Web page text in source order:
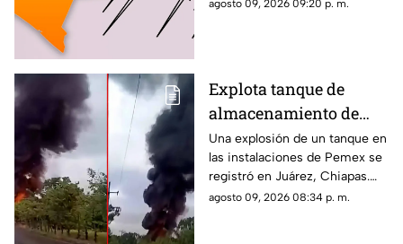
agosto 09, 2026 09:20 p. m.
Explota tanque de
almacenamiento de
hidrocarburo de Pemex
en Chiapas
Una explosión de un tanque en
las instalaciones de Pemex se
registró en Juárez, Chiapas.
Entérate de los detalles y el
agosto 09, 2026 08:34 p. m.